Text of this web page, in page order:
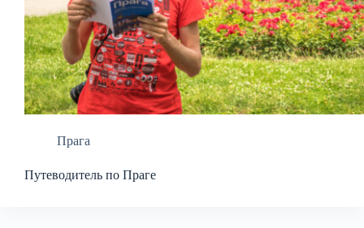
Прага
Путеводитель по Праге